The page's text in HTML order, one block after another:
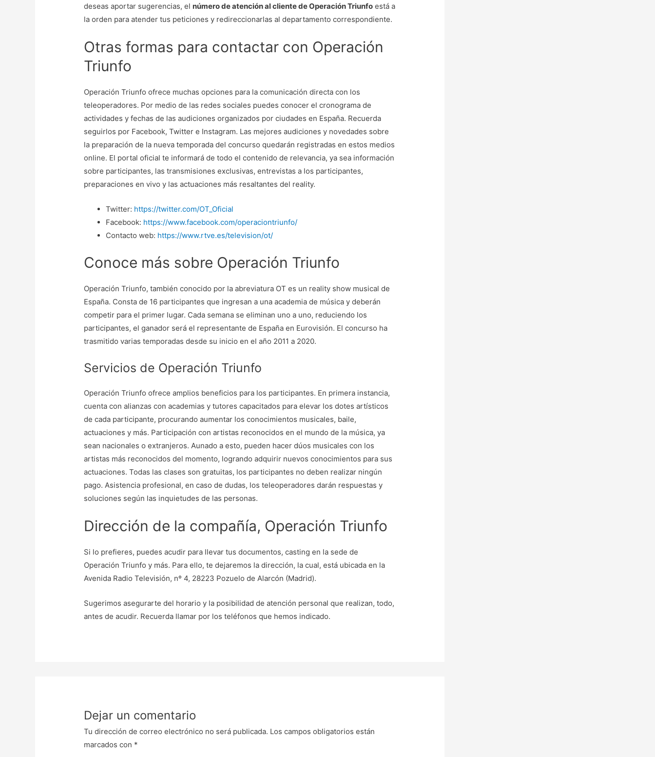
deseas aportar sugerencias, el número de atención al cliente de Operación Triunfo está a
la orden para atender tus peticiones y redireccionarlas al departamento correspondiente.
Otras formas para contactar con Operación
Triunfo
Operación Triunfo ofrece muchas opciones para la comunicación directa con los
teleoperadores. Por medio de las redes sociales puedes conocer el cronograma de
actividades y fechas de las audiciones organizados por ciudades en España. Recuerda
seguirlos por Facebook, Twitter e Instagram. Las mejores audiciones y novedades sobre
la preparación de la nueva temporada del concurso quedarán registradas en estos medios
online. El portal oficial te informará de todo el contenido de relevancia, ya sea información
sobre participantes, las transmisiones exclusivas, entrevistas a los participantes,
preparaciones en vivo y las actuaciones más resaltantes del reality.
Twitter: https://twitter.com/OT_Oficial
Facebook: https://www.facebook.com/operaciontriunfo/
Contacto web: https://www.rtve.es/television/ot/
Conoce más sobre Operación Triunfo
Operación Triunfo, también conocido por la abreviatura OT es un reality show musical de
España. Consta de 16 participantes que ingresan a una academia de música y deberán
competir para el primer lugar. Cada semana se eliminan uno a uno, reduciendo los
participantes, el ganador será el representante de España en Eurovisión. El concurso ha
trasmitido varias temporadas desde su inicio en el año 2011 a 2020.
Servicios de Operación Triunfo
Operación Triunfo ofrece amplios beneficios para los participantes. En primera instancia,
cuenta con alianzas con academias y tutores capacitados para elevar los dotes artísticos
de cada participante, procurando aumentar los conocimientos musicales, baile,
actuaciones y más. Participación con artistas reconocidos en el mundo de la música, ya
sean nacionales o extranjeros. Aunado a esto, pueden hacer dúos musicales con los
artistas más reconocidos del momento, logrando adquirir nuevos conocimientos para sus
actuaciones. Todas las clases son gratuitas, los participantes no deben realizar ningún
pago. Asistencia profesional, en caso de dudas, los teleoperadores darán respuestas y
soluciones según las inquietudes de las personas.
Dirección de la compañía, Operación Triunfo
Si lo prefieres, puedes acudir para llevar tus documentos, casting en la sede de
Operación Triunfo y más. Para ello, te dejaremos la dirección, la cual, está ubicada en la
Avenida Radio Televisión, nº 4, 28223 Pozuelo de Alarcón (Madrid).
Sugerimos asegurarte del horario y la posibilidad de atención personal que realizan, todo,
antes de acudir. Recuerda llamar por los teléfonos que hemos indicado.
Dejar un comentario
Tu dirección de correo electrónico no será publicada. Los campos obligatorios están
marcados con *